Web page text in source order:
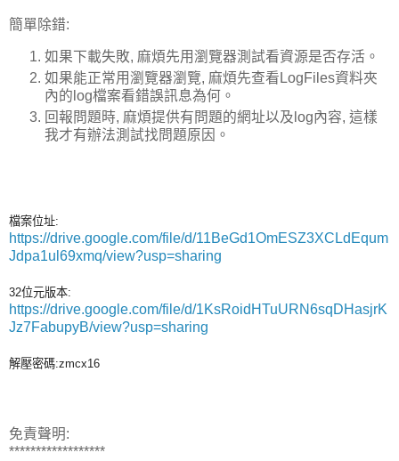
簡單除錯:
如果下載失敗, 麻煩先用瀏覽器測試看資源是否存活。
如果能正常用瀏覽器瀏覽, 麻煩先查看LogFiles資料夾
內的log檔案看錯誤訊息為何。
回報問題時, 麻煩提供有問題的網址以及log內容, 這樣
我才有辦法測試找問題原因。
檔案位址:
https://drive.google.com/file/d/11BeGd1OmESZ3XCLdEqum
Jdpa1ul69xmq/view?usp=sharing
32位元版本:
https://drive.google.com/file/d/1KsRoidHTuURN6sqDHasjrK
Jz7FabupyB/view?usp=sharing
解壓密碼:zmcx16
免責聲明:
******************